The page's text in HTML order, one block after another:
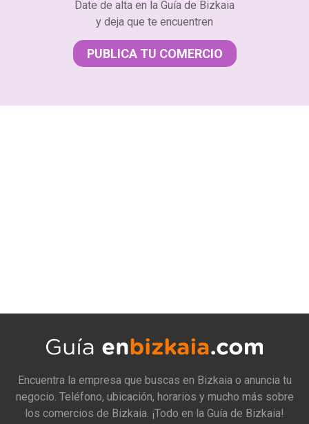
Date de alta en la Guía de Bizkaia
y deja que te encuentren
PUBLICA TU COMERCIO
Encuentra la empresa que buscas en Bizkaia o anuncia tu
negocio. Teléfono, ubicación, horarios y mucho más sobre
los comercios de Bizkaia. ¡Todo en la Guía de Bizkaia!